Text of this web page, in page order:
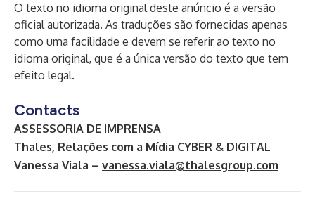
O texto no idioma original deste anúncio é a versão
oficial autorizada. As traduções são fornecidas apenas
como uma facilidade e devem se referir ao texto no
idioma original, que é a única versão do texto que tem
efeito legal.
Contacts
ASSESSORIA DE IMPRENSA
Thales, Relações com a Mídia CYBER & DIGITAL
Vanessa Viala – vanessa.viala@thalesgroup.com